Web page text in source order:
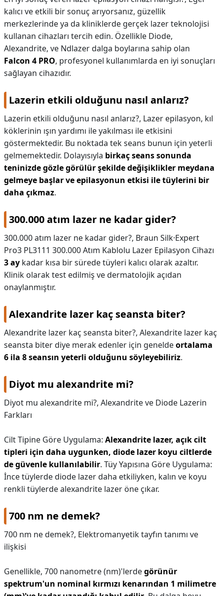
kalıcı ve etkili bir sonuç arıyorsanız, güzellik
merkezlerinde ya da kliniklerde gerçek lazer teknolojisi
kullanan cihazları tercih edin. Özellikle Diode,
Alexandrite, ve Ndlazer dalga boylarına sahip olan
Falcon 4 PRO, profesyonel kullanımlarda en iyi sonuçları
sağlayan cihazıdır.
Lazerin etkili olduğunu nasıl anlarız?
Lazerin etkili olduğunu nasıl anlarız?, Lazer epilasyon, kıl
köklerinin ışın yardımı ile yakılması ile etkisini
göstermektedir. Bu noktada tek seans bunun için yeterli
gelmemektedir. Dolayısıyla birkaç seans sonunda
teninizde gözle görülür şekilde değişiklikler meydana
gelmeye başlar ve epilasyonun etkisi ile tüylerini bir
daha çıkmaz.
300.000 atım lazer ne kadar gider?
300.000 atım lazer ne kadar gider?, Braun Silk·Expert
Pro3 PL3111 300.000 Atım Kablolu Lazer Epilasyon Cihazı
3 ay kadar kısa bir sürede tüyleri kalıcı olarak azaltır.
Klinik olarak test edilmiş ve dermatolojik açıdan
onaylanmıştır.
Alexandrite lazer kaç seansta biter?
Alexandrite lazer kaç seansta biter?, Alexandrite lazer kaç
seansta biter diye merak edenler için geneldeortalama
6 ila 8 seansın yeterli olduğunu söyleyebiliriz.
Diyot mu alexandrite mi?
Diyot mu alexandrite mi?, Alexandrite ve Diode Lazerin
Farkları
Cilt Tipine Göre Uygulama: Alexandrite lazer, açık cilt
tipleri için daha uygunken, diode lazer koyu ciltlerde
de güvenle kullanılabilir. Tüy Yapısına Göre Uygulama:
İnce tüylerde diode lazer daha etkiliyken, kalın ve koyu
renkli tüylerde alexandrite lazer öne çıkar.
700 nm ne demek?
700 nm ne demek?, Elektromanyetik tayfın tanımı ve
ilişkisi
Genellikle, 700 nanometre (nm)'lerdegörünür
spektrum'un nominal kırmızı kenarından 1 milimetre